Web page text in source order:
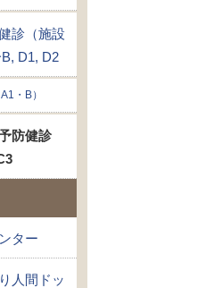
診（施設
D1, D2
・B）
防健診
ター
人間ドッ